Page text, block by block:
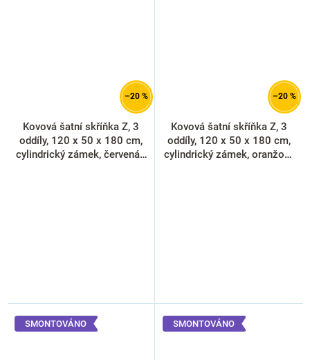
–20 %
Kovová šatní skříňka Z, 3
oddíly, 120 x 50 x 180 cm,
cylindrický zámek, červená -
–20 %
Kovová šatní skříňka Z, 3
oddíly, 120 x 50 x 180 cm,
cylindrický zámek, oranžová
SMONTOVÁNO SMONTOVÁNO